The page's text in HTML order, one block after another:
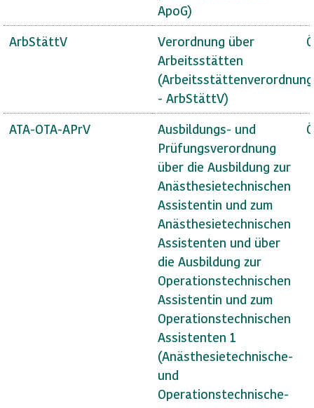
ApoG)
ArbStättV
Verordnung über
Arbeitsstätten
(Arbeitsstättenverordnung
- ArbStättV)
ATA-OTA-APrV
Ausbildungs- und
Prüfungsverordnung
über die Ausbildung zur
Anästhesietechnischen
Assistentin und zum
Anästhesietechnischen
Assistenten und über
die Ausbildung zur
Operationstechnischen
Assistentin und zum
Operationstechnischen
Assistenten 1
(Anästhesietechnische-
und
Operationstechnische-